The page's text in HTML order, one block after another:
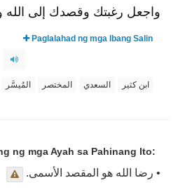
واجعل رغبتك وقصدك إلى الله
Paglalahad ng mga Ibang Salin
المُيسَّر المختصر السعدي
ابن كثير
ng mga Ayah sa Pahinang Ito:
• رضا الله هو المقصد الأسمى.